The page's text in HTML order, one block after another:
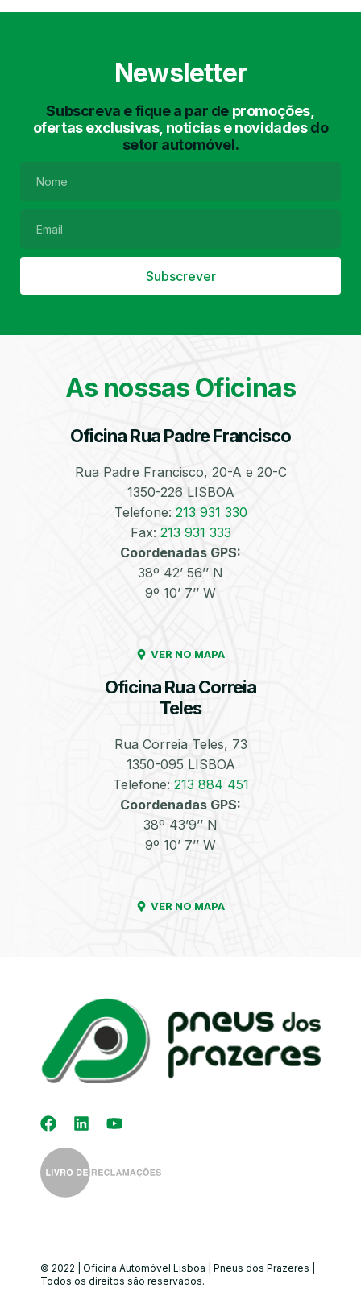
Newsletter
Subscreva e fique a par de promoções,
ofertas exclusivas, notícias e novidadesdo
setor automóvel.
Subscrever
As nossas Oficinas
Oficina Rua Padre Francisco
Rua Padre Francisco, 20-A e 20-C
1350-226 LISBOA
Telefone: 213 931 330
Fax: 213 931 333
Coordenadas GPS:
38º 42’ 56’’ N
9º 10’ 7’’ W
VER NO MAPA
Oficina Rua Correia
Teles
Rua Correia Teles, 73
1350-095 LISBOA
Telefone: 213 884 451
Coordenadas GPS:
38º 43’9’’ N
9º 10’ 7’’ W
VER NO MAPA
© 2022 | Oficina Automóvel Lisboa | Pneus dos Prazeres |
Todos os direitos são reservados.
Lavagem de Chassis Matrículas
Filtro de Partículas Óleos
Bate-Chapas
Higienização e
Automóvel
Equilibragem das
Rodas
Desempeno de
Jantes
Kit Distribuição
Diagnóstico